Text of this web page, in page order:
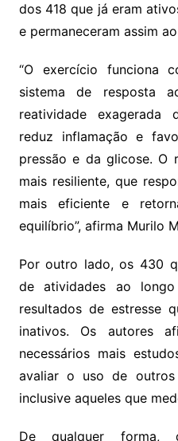
dos 418 que já eram
e permaneceram assim
“O exercício funciona
sistema de resposta
reatividade
reduz inflamação e
pressão e da glicose. O
mais resiliente, que
mais eficiente e
equilíbrio”, afirma Murilo
Por outro lado, os 430
de atividades ao
resultados de estresse
inativos. Os autores
necessários mais
avaliar o uso de outros
inclusive aqueles que
De qualquer forma,